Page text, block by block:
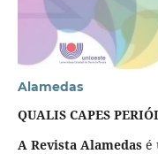
Alamedas
QUALIS CAPES
A Revista Alamedasé